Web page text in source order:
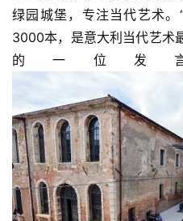
绿园城堡，专注当代艺术
3000本，是意大利当代艺术
的一位发